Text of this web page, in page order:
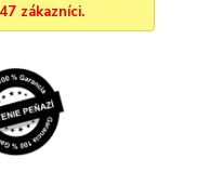
zákazníci.